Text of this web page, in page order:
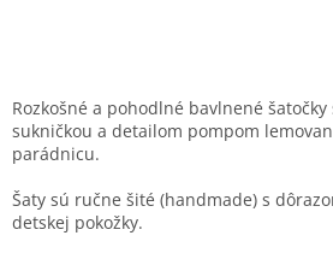
Rozkošné a pohodlné bavlnené
sukničkou a detailom pompom
parádnicu.
Šaty sú ručne šité (handmade) s
detskej pokožky.